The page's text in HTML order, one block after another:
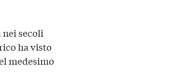
nei secoli
ha visto
medesimo